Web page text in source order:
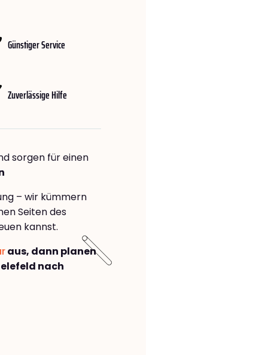
Günstiger Service
Zuverlässige Hilfe
sorgen für einen
– wir kümmern
Seiten des
kannst.
aus, dann planen
nach